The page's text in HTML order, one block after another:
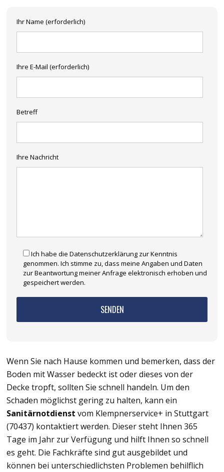
Ihr Name (erforderlich)
Ihre E-Mail (erforderlich)
Betreff
Ihre Nachricht
Ich habe die Datenschutzerklärung zur Kenntnis
genommen. Ich stimme zu, dass meine Angaben und Daten
zur Beantwortung meiner Anfrage elektronisch erhoben und
gespeichert werden.
Wenn Sie nach Hause kommen und bemerken, dass der
Boden mit Wasser bedeckt ist oder dieses von der
Decke tropft, sollten Sie schnell handeln. Um den
Schaden möglichst gering zu halten, kann ein
Sanitärnotdienst vom Klempnerservice+ in Stuttgart
(70437) kontaktiert werden. Dieser steht Ihnen 365
Tage im Jahr zur Verfügung und hilft Ihnen so schnell
es geht. Die Fachkräfte sind gut ausgebildet und
können bei unterschiedlichsten Problemen behilflich